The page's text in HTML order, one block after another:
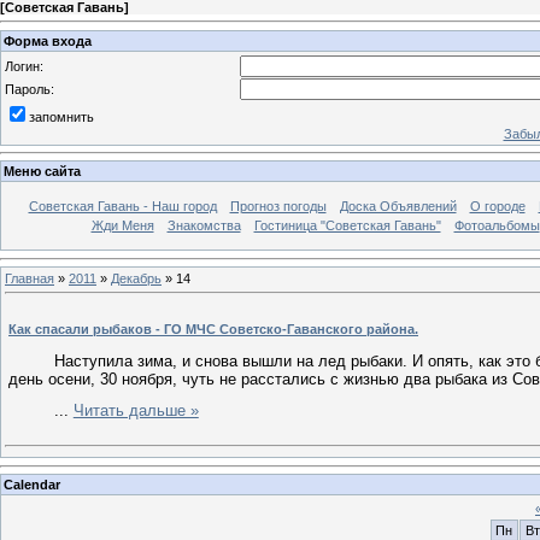
[Советская Гавань]
Форма входа
Логин:
Пароль:
запомнить
Меню сайта
Советская Гавань - Наш город Прогноз погоды Доска Объявлений О городе
Жди Меня
Знакомства Гостиница "Советская Гавань" Фотоальбомы
Главная » 2011 » Декабрь » 14
Как спасали рыбаков - ГО МЧС Советско-Гаванского района.
Наступила зима, и снова вышли на лед рыбаки. И опять, как
день осени, 30 ноября, чуть не расстались с жизнью два рыбака из
Читать дальше »
Calendar
Пн
Вт